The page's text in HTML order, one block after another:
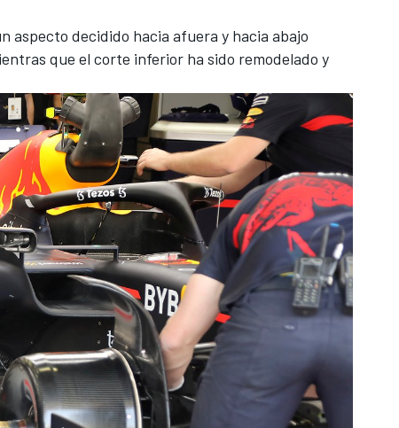
aspecto decidido hacia afuera y hacia abajo
que el corte inferior ha sido remodelado y